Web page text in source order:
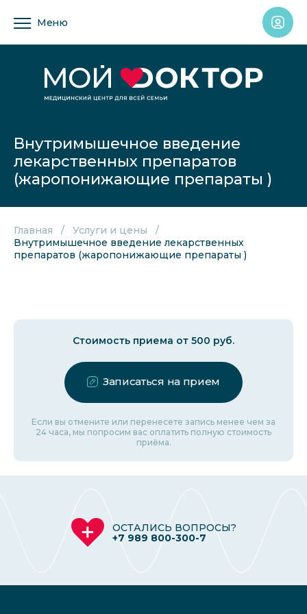
Меню
Внутримышечное введение
лекарственных препаратов
(жаропонижающие препараты )
Главная
Услуги и цены
Внутримышечное введение лекарственных
препаратов (жаропонижающие препараты )
Стоимость приема от 500 руб.
Записаться на прием
Если вы отмените или перенесете запись менее чем за
24 часа, мы попросим вас оплатить полную стоимость
приёма.
ОСТАЛИСЬ ВОПРОСЫ?
+7 989 800-300-7